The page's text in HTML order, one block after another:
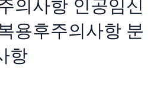
의사항 인공임신
용후주의사항 분
항